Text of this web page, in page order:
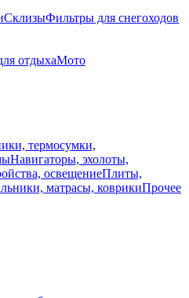
СклизыФильтры для снегоходов
отдыхаМото
термосумки,
Навигаторы, эхолоты,
освещениеПлиты,
матрасы, коврикиПрочее